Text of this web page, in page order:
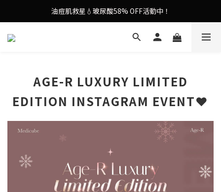
謝安琪愛用美容儀🌸護膚效果UP！
油痘肌救星💧玻尿酸58% OFF活動中！
果凍噴霧！一噴即現美白光透肌✨
AGE-R LUXURY LIMITED
EDITION INSTAGRAM EVENT❤️